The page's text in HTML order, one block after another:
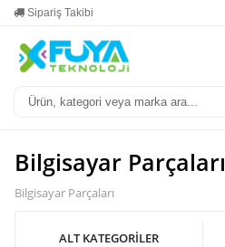
Sipariş Takibi
Bilgisayar Parçaları
Bilgisayar Parçaları
ALT KATEGORİLER